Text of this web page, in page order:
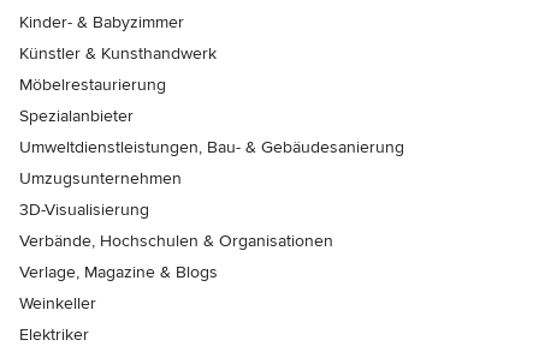
Kinder- & Babyzimmer
Künstler & Kunsthandwerk
Möbelrestaurierung
Spezialanbieter
Umweltdienstleistungen, Bau- & Gebäudesanierung
Umzugsunternehmen
3D-Visualisierung
Verbände, Hochschulen & Organisationen
Verlage, Magazine & Blogs
Weinkeller
Elektriker